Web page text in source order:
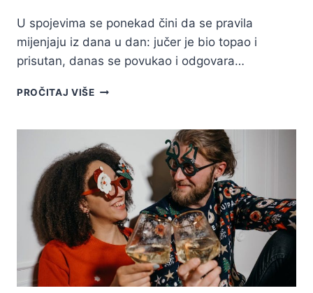
U spojevima se ponekad čini da se pravila
mijenjaju iz dana u dan: jučer je bio topao i
prisutan, danas se povukao i odgovara…
PROČITAJ VIŠEIGRA
HARD
TO
GET?
ISTINA,
21
RAZLOG
I
ŠTO
UČINITI